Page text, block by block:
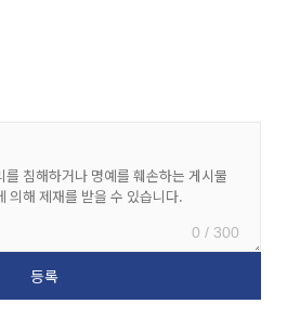
0 / 300